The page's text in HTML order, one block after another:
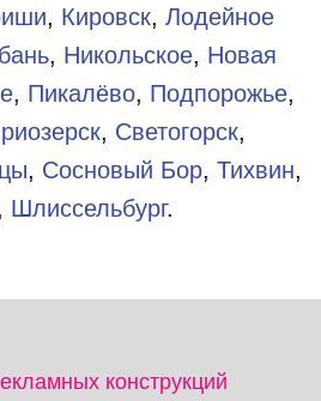
, Кировск, Лодейное
, Никольское, Новая
, Пикалёво, Подпорожье,
, Светогорск,
, Сосновый Бор, Тихвин,
Шлиссельбург.​
конструкций